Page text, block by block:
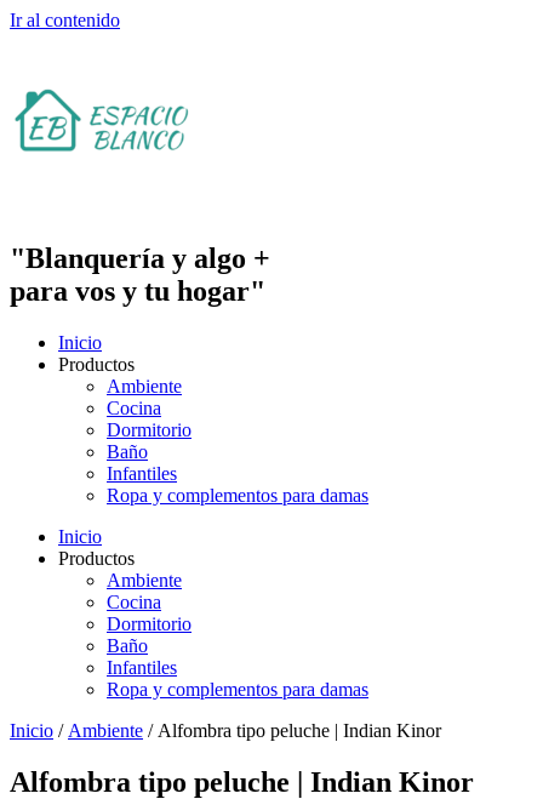
Ir al contenido
"Blanquería y algo +
para vos y tu hogar"
Inicio
Productos
Ambiente
Cocina
Dormitorio
Baño
Infantiles
Ropa y complementos para damas
Inicio
Productos
Ambiente
Cocina
Dormitorio
Baño
Infantiles
Ropa y complementos para damas
Inicio / Ambiente / Alfombra tipo peluche | Indian Kinor
Alfombra tipo peluche | Indian Kinor